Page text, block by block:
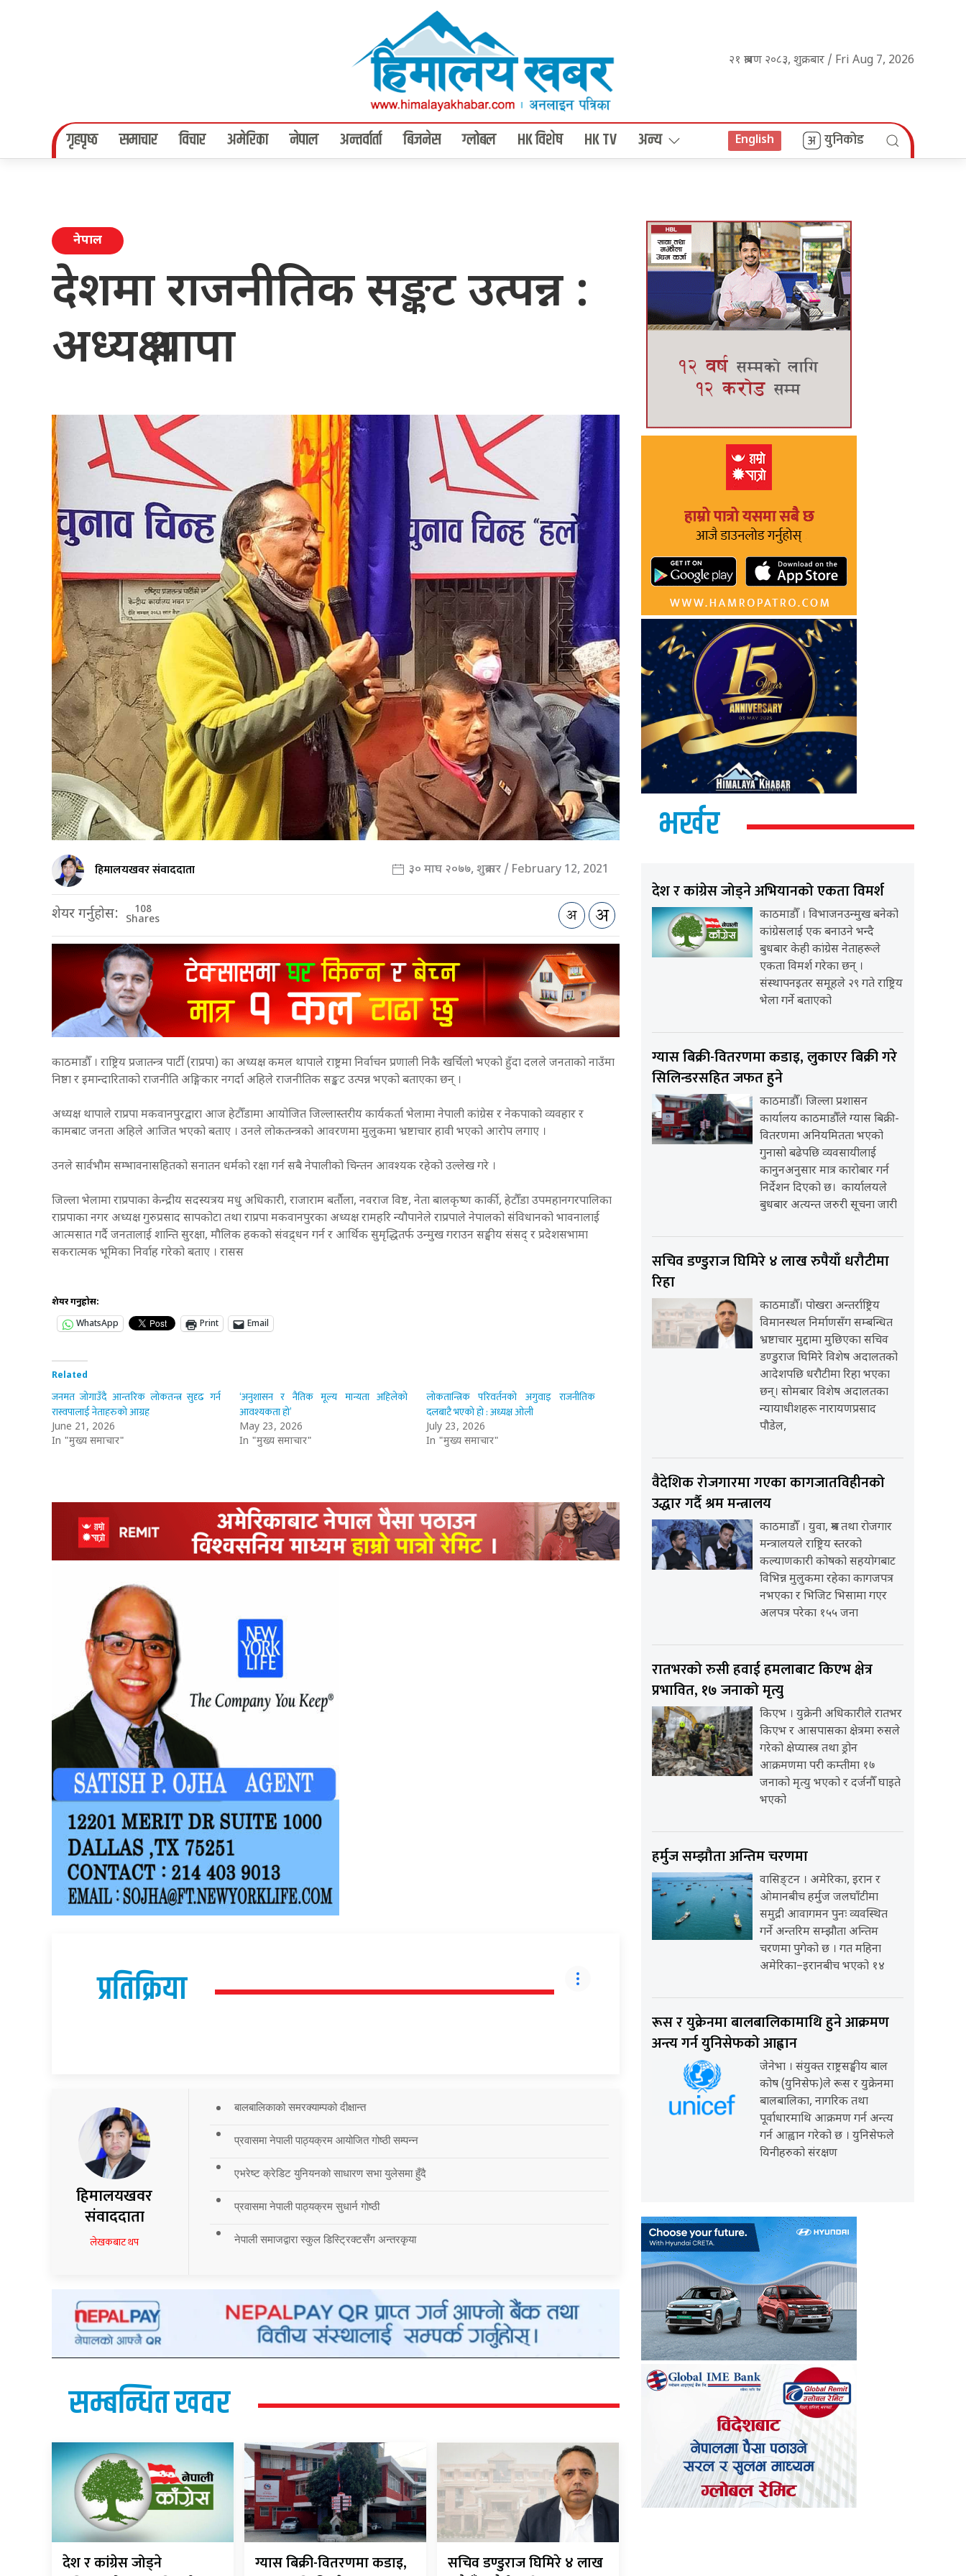
२१ श्रावण २०८३, शुक्रबार / Fri Aug 7, 2026
गृहपृष्‍ठ समाचार विचार अमेरिका नेपाल अन्तर्वार्ता बिजनेस ग्लोबल HK विशेष HK TV अन्य English युनिकोड
नेपाल
देशमा राजनीतिक सङ्कट उत्पन्न :
अध्यक्ष थापा
हिमालयखवर संवाददाता ३० माघ २०७७, शुक्रबार / February 12, 2021
शेयर गर्नुहोस: 108
Shares
काठमाडौँ । राष्ट्रिय प्रजातन्त्र पार्टी (राप्रपा) का अध्यक्ष कमल थापाले राष्ट्रमा निर्वाचन प्रणाली निकै खर्चिलो भएको हुँदा दलले जनताको नाउँमा
निष्ठा र इमान्दारिताको राजनीति अङ्गिकार नगर्दा अहिले राजनीतिक सङ्कट उत्पन्न भएको बताएका छन् ।
अध्यक्ष थापाले राप्रपा मकवानपुरद्वारा आज हेटौँडामा आयोजित जिल्लास्तरीय कार्यकर्ता भेलामा नेपाली कांग्रेस र नेकपाको व्यवहार र
कामबाट जनता अहिले आजित भएको बताए । उनले लोकतन्त्रको आवरणमा मुलुकमा भ्रष्टाचार हावी भएको आरोप लगाए ।
उनले सार्वभौम सम्भावनासहितको सनातन धर्मको रक्षा गर्न सबै नेपालीको चिन्तन आवश्यक रहेको उल्लेख गरे ।
जिल्ला भेलामा राप्रपाका केन्द्रीय सदस्यत्रय मधु अधिकारी, राजाराम बर्तौला, नवराज विष्ट, नेता बालकृष्ण कार्की, हेटौँडा उपमहानगरपालिका
राप्रपाका नगर अध्यक्ष गुरुप्रसाद सापकोटा तथा राप्रपा मकवानपुरका अध्यक्ष रामहरि न्यौपानेले राप्रपाले नेपालको संविधानको भावनालाई
आत्मसात गर्दै जनतालाई शान्ति सुरक्षा, मौलिक हकको संवद्र्धन गर्न र आर्थिक सुमृद्धितर्फ उन्मुख गराउन सङ्घीय संसद् र प्रदेशसभामा
सकरात्मक भूमिका निर्वाह गरेको बताए । रासस
शेयर गर्नुहोस:
WhatsApp
Print Email
Related
जनमत जोगाउँदै आन्तरिक लोकतन्त्र सुदृढ गर्न
रास्वपालाई नेताहरुको आग्रह
June 21, 2026
In "मुख्य समाचार"
‘अनुशासन र नैतिक मूल्य मान्यता अहिलेको
आवश्यकता हो’
May 23, 2026
In "मुख्य समाचार"
लोकतान्त्रिक परिवर्तनको अगुवाइ राजनीतिक
दलबाटै भएको हो : अध्यक्ष ओली
July 23, 2026
In "मुख्य समाचार"
प्रतिक्रिया
हिमालयखवर
संवाददाता
लेखकबाट थप
बालबालिकाको समरक्याम्पको दीक्षान्त
प्रवासमा नेपाली पाठ्यक्रम आयोजित गोष्ठी सम्पन्न
एभरेष्ट क्रेडिट युनियनको साधारण सभा युलेसमा हुँदै
प्रवासमा नेपाली पाठ्यक्रम सुधार्न गोष्ठी
नेपाली समाजद्वारा स्कुल डिस्ट्रिक्टसँग अन्तरकृया
सम्बन्धित खवर
देश र कांग्रेस जोड्ने
ग्यास बिक्री-वितरणमा कडाइ,
सचिव डण्डुराज घिमिरे ४ लाख
भर्खर
देश र कांग्रेस जोड्ने अभियानको एकता विमर्श
काठमाडौँ । विभाजनउन्मुख बनेको
कांग्रेसलाई एक बनाउने भन्दै
बुधबार केही कांग्रेस नेताहरूले
एकता विमर्श गरेका छन् ।
संस्थापनइतर समूहले २९ गते राष्ट्रिय
भेला गर्ने बताएको
ग्यास बिक्री-वितरणमा कडाइ, लुकाएर बिक्री गरे
सिलिन्डरसहित जफत हुने
काठमाडौँ। जिल्ला प्रशासन
कार्यालय काठमाडौँले ग्यास बिक्री-
वितरणमा अनियमितता भएको
गुनासो बढेपछि व्यवसायीलाई
कानुनअनुसार मात्र कारोबार गर्न
निर्देशन दिएको छ। कार्यालयले
बुधबार अत्यन्त जरुरी सूचना जारी
सचिव डण्डुराज घिमिरे ४ लाख रुपैयाँ धरौटीमा
रिहा
काठमाडौँ। पोखरा अन्तर्राष्ट्रिय
विमानस्थल निर्माणसँग सम्बन्धित
भ्रष्टाचार मुद्दामा मुछिएका सचिव
डण्डुराज घिमिरे विशेष अदालतको
आदेशपछि धरौटीमा रिहा भएका
छन्। सोमबार विशेष अदालतका
न्यायाधीशहरू नारायणप्रसाद
पौडेल,
वैदेशिक रोजगारमा गएका कागजातविहीनको
उद्धार गर्दै श्रम मन्त्रालय
काठमाडौँ । युवा, श्रम तथा रोजगार
मन्त्रालयले राष्ट्रिय स्तरको
कल्याणकारी कोषको सहयोगबाट
विभिन्न मुलुकमा रहेका कागजपत्र
नभएका र भिजिट भिसामा गएर
अलपत्र परेका १५५ जना
रातभरको रुसी हवाई हमलाबाट किएभ क्षेत्र
प्रभावित, १७ जनाको मृत्यु
किएभ । युक्रेनी अधिकारीले रातभर
किएभ र आसपासका क्षेत्रमा रुसले
गरेको क्षेप्यास्त्र तथा ड्रोन
आक्रमणमा परी कम्तीमा १७
जनाको मृत्यु भएको र दर्जनौँ घाइते
भएको
हर्मुज सम्झौता अन्तिम चरणमा
वासिङ्टन । अमेरिका, इरान र
ओमानबीच हर्मुज जलघाँटीमा
समुद्री आवागमन पुनः व्यवस्थित
गर्ने अन्तरिम सम्झौता अन्तिम
चरणमा पुगेको छ । गत महिना
अमेरिका–इरानबीच भएको १४
रूस र युक्रेनमा बालबालिकामाथि हुने आक्रमण
अन्त्य गर्न युनिसेफको आह्वान
जेनेभा । संयुक्त राष्ट्रसङ्घीय बाल
कोष (युनिसेफ)ले रूस र युक्रेनमा
बालबालिका, नागरिक तथा
पूर्वाधारमाथि आक्रमण गर्न अन्त्य
गर्न आह्वान गरेको छ । युनिसेफले
यिनीहरुको संरक्षण